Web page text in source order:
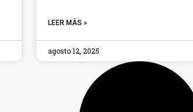
LEER MÁS »
agosto 12, 2025